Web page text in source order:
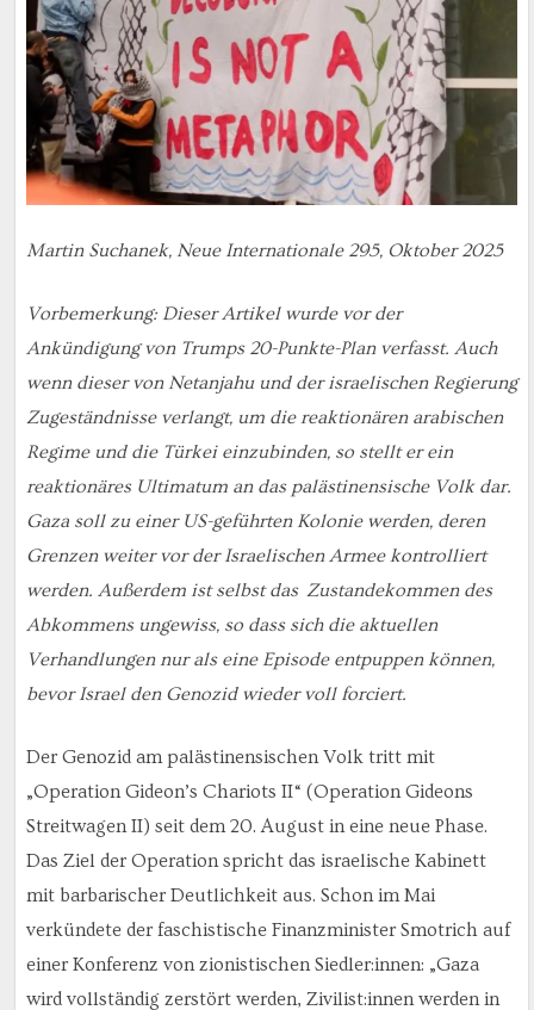
Martin Suchanek, Neue Internationale 295, Oktober 2025
Vorbemerkung: Dieser Artikel wurde vor der
Ankündigung von Trumps 20-Punkte-Plan verfasst. Auch
wenn dieser von Netanjahu und der israelischen Regierung
Zugeständnisse verlangt, um die reaktionären arabischen
Regime und die Türkei einzubinden, so stellt er ein
reaktionäres Ultimatum an das palästinensische Volk dar.
Gaza soll zu einer US-geführten Kolonie werden, deren
Grenzen weiter vor der Israelischen Armee kontrolliert
werden. Außerdem ist selbst das Zustandekommen des
Abkommens ungewiss, so dass sich die aktuellen
Verhandlungen nur als eine Episode entpuppen können,
bevor Israel den Genozid wieder voll forciert.
Der Genozid am palästinensischen Volk tritt mit
„Operation Gideon’s Chariots II“ (Operation Gideons
Streitwagen II) seit dem 20. August in eine neue Phase.
Das Ziel der Operation spricht das israelische Kabinett
mit barbarischer Deutlichkeit aus. Schon im Mai
verkündete der faschistische Finanzminister Smotrich auf
einer Konferenz von zionistischen Siedler:innen: „Gaza
wird vollständig zerstört werden, Zivilist:innen werden in